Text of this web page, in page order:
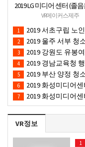
2019 LG 미디어 센터 (졸
주운전 체험 행사) VR 체험 -
대여 행사
VR메이커스제주
1 2019 서초구립 노
2 2019 울주 서부 청
3 2019 강원도 유봉여자 중학
4 2019 경남교육청 행사 (
5 2019 부산 양정 청
6 2019 화성미디어센터
7 2019 화성미디어센터
VR정보
1